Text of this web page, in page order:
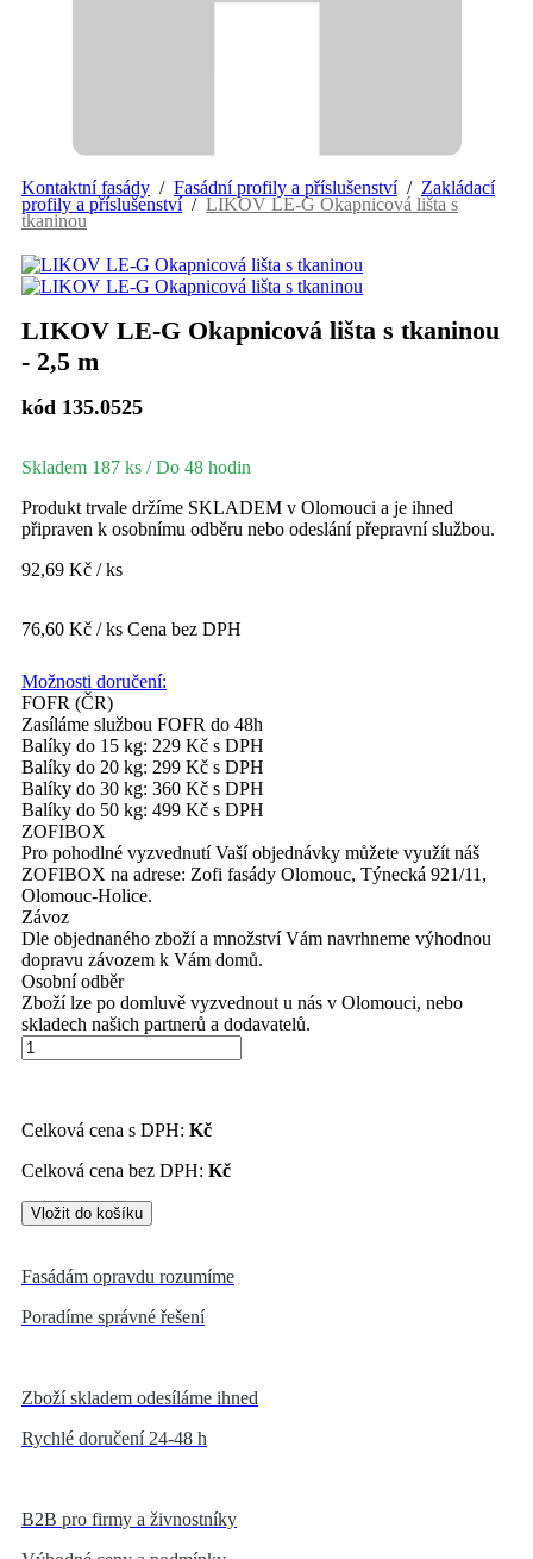
Kontaktní fasády / Fasádní profily a příslušenství/ Zakládací
profily a příslušenství/ LIKOV LE-G Okapnicová lišta s
tkaninou
LIKOV LE-G Okapnicová lišta s tkaninou
- 2,5 m
kód 135.0525
92,69 Kč / ks
76,60 Kč / ks Cena bez DPH
Skladem 187 ks / Do 48 hodin
Produkt trvale držíme SKLADEM v Olomouci a je ihned
připraven k osobnímu odběru nebo odeslání přepravní službou.
Možnosti doručení:
FOFR (ČR)
Zasíláme službou FOFR do 48h
Balíky do 15 kg: 229 Kč s DPH
Balíky do 20 kg: 299 Kč s DPH
Balíky do 30 kg: 360 Kč s DPH
Balíky do 50 kg: 499 Kč s DPH
ZOFIBOX
Pro pohodlné vyzvednutí Vaší objednávky můžete využít náš
ZOFIBOX na adrese: Zofi fasády Olomouc, Týnecká 921/11,
Olomouc-Holice.
Závoz
Dle objednaného zboží a množství Vám navrhneme výhodnou
dopravu závozem k Vám domů.
Osobní odběr
Zboží lze po domluvě vyzvednout u nás v Olomouci, nebo
skladech našich partnerů a dodavatelů.
Celková cena s DPH: Kč
Celková cena bez DPH: Kč
Fasádám opravdu rozumíme
Poradíme správné řešení
Zboží skladem odesíláme ihned
Rychlé doručení 24-48 h
B2B pro firmy a živnostníky